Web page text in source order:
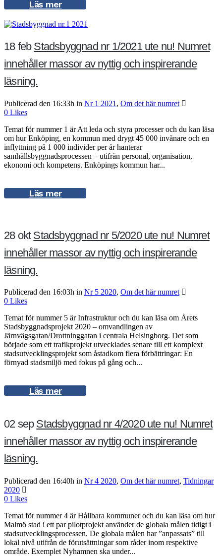
Läs mer
18 feb Stadsbyggnad nr 1/2021 ute nu! Numret
innehåller massor av nyttig och inspirerande
läsning.
Publicerad den 16:33h in Nr 1 2021 , Om det här numret
0 Likes
Temat för nummer 1 är Att leda och styra processer och du kan läsa
om hur Enköping, en kommun med drygt 45 000 invånare och en
inflyttning på 1 000 individer per år hanterar
samhällsbyggnadsprocessen – utifrån personal, organisation,
ekonomi och kompetens. Enköpings kommun har...
Läs mer
28 okt Stadsbyggnad nr 5/2020 ute nu! Numret
innehåller massor av nyttig och inspirerande
läsning.
Publicerad den 16:03h in Nr 5 2020, Om det här numret
0 Likes
Temat för nummer 5 är Infrastruktur och du kan läsa om Årets
Stadsbyggnadsprojekt 2020 – omvandlingen av
Järnvägsgatan/Drottninggatan i centrala Helsingborg. Det som
började som ett trafikprojekt utvecklades senare till ett komplext
stadsutvecklingsprojekt som åstadkom flera förbättringar: En
förnyad stadsmiljö med fokus på gång och...
Läs mer
02 sep Stadsbyggnad nr 4/2020 ute nu! Numret
innehåller massor av nyttig och inspirerande
läsning.
Publicerad den 16:40h in Nr 4 2020, Om det här numret, Tidningar
2020
0 Likes
Temat för nummer 4 är Hållbara kommuner och du kan läsa om hur
Malmö stad i ett par pilotprojekt använder de globala målen tidigt i
stadsutvecklingsprocessen. De globala målen har ”anpassats” till
lokal nivå utifrån de förutsättningar som råder inom respektive
område. Exemplet Nyhamnen ska under...